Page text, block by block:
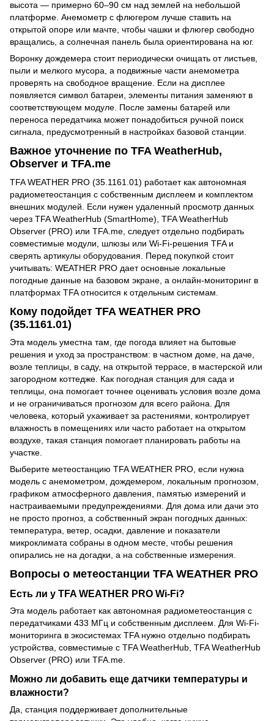
высота — примерно 60–90 см над землей на небольшой
платформе. Анемометр с флюгером лучше ставить на
открытой опоре или мачте, чтобы чашки и флюгер свободно
вращались, а солнечная панель была ориентирована на юг.
Воронку дождемера стоит периодически очищать от листьев,
пыли и мелкого мусора, а подвижные части анемометра
проверять на свободное вращение. Если на дисплее
появляется символ батареи, элементы питания заменяют в
соответствующем модуле. После замены батарей или
переноса передатчика может понадобиться ручной поиск
сигнала, предусмотренный в настройках базовой станции.
Важное уточнение по TFA WeatherHub,
Observer и TFA.me
TFA WEATHER PRO (35.1161.01) работает как автономная
радиометеостанция с собственным дисплеем и комплектом
внешних модулей. Если нужен удаленный просмотр данных
через TFA WeatherHub (SmartHome), TFA WeatherHub
Observer (PRO) или TFA.me, следует отдельно подбирать
совместимые модули, шлюзы или Wi-Fi-решения TFA и
сверять артикулы оборудования. Перед покупкой стоит
учитывать: WEATHER PRO дает основные локальные
погодные данные на базовом экране, а онлайн-мониторинг в
платформах TFA относится к отдельным системам.
Кому подойдет TFA WEATHER PRO
(35.1161.01)
Эта модель уместна там, где погода влияет на бытовые
решения и уход за пространством: в частном доме, на даче,
возле теплицы, в саду, на открытой террасе, в мастерской или
загородном коттедже. Как погодная станция для сада и
теплицы, она помогает точнее оценивать условия возле дома
и не ограничиваться прогнозом для всего района. Для
человека, который ухаживает за растениями, контролирует
влажность в помещениях или часто работает на открытом
воздухе, такая станция помогает планировать работы на
участке.
Выберите метеостанцию TFA WEATHER PRO, если нужна
модель с анемометром, дождемером, локальным прогнозом,
графиком атмосферного давления, памятью измерений и
настраиваемыми предупреждениями. Для дома или дачи это
не просто прогноз, а собственный экран погодных данных:
температура, ветер, осадки, давление и показатели
микроклимата собраны в одном месте, чтобы решения
опирались не на догадки, а на собственные измерения.
Вопросы о метеостанции TFA WEATHER PRO
Есть ли у TFA WEATHER PRO Wi-Fi?
Эта модель работает как автономная радиометеостанция с
передатчиками 433 МГц и собственным дисплеем. Для Wi-Fi-
мониторинга в экосистемах TFA нужно отдельно подбирать
устройства, совместимые с TFA WeatherHub, TFA WeatherHub
Observer (PRO) или TFA.me.
Можно ли добавить еще датчики температуры и
влажности?
Да, станция поддерживает дополнительные